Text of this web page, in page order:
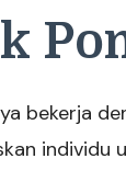
bekerja
individu